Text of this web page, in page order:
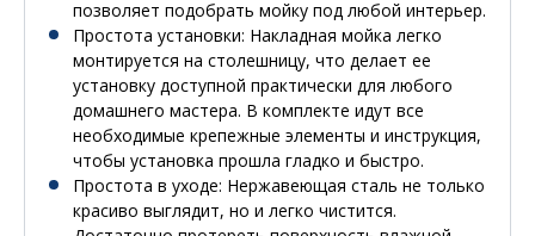
позволяет подобрать мойку под любой интерьер.
Простота установки: Накладная мойка легко
монтируется на столешницу, что делает ее
установку доступной практически для любого
домашнего мастера. В комплекте идут все
необходимые крепежные элементы и инструкция,
чтобы установка прошла гладко и быстро.
Простота в уходе: Нержавеющая сталь не только
красиво выглядит, но и легко чистится.